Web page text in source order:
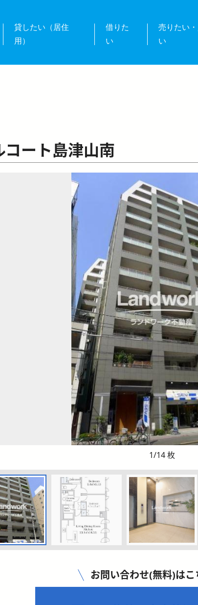
貸したい（居住
用）
借りた
い
売りたい
い
コート島津山南
1/14枚
お問い合わせ(無料)はこ